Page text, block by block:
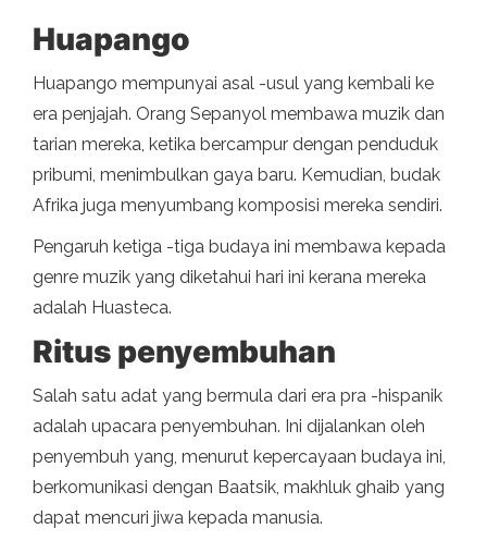
Huapango
Huapango mempunyai asal -usul yang kembali ke
era penjajah. Orang Sepanyol membawa muzik dan
tarian mereka, ketika bercampur dengan penduduk
pribumi, menimbulkan gaya baru. Kemudian, budak
Afrika juga menyumbang komposisi mereka sendiri.
Pengaruh ketiga -tiga budaya ini membawa kepada
genre muzik yang diketahui hari ini kerana mereka
adalah Huasteca.
Ritus penyembuhan
Salah satu adat yang bermula dari era pra -hispanik
adalah upacara penyembuhan. Ini dijalankan oleh
penyembuh yang, menurut kepercayaan budaya ini,
berkomunikasi dengan Baatsik, makhluk ghaib yang
dapat mencuri jiwa kepada manusia.